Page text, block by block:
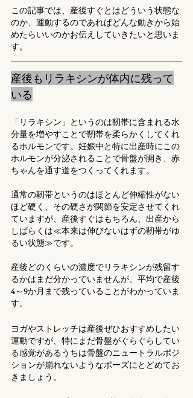
この記事では、産後すぐとはどういう状態な
のか、運動するのであればどんな動きから始
めたらいいのかお伝えしていきたいと思いま
す。
産後もリラキシンが体内に残って
いる
「リラキシン」というのは靭帯に含まれる水
分量を増やすことで靭帯を柔らかくしてくれ
るホルモンです。妊娠中と特に出産時にこの
ホルモンが分泌されることで骨盤が開き、赤
ちゃんを通す道をつくってくれます。
通常の靭帯というのはほとんど伸縮性がない
ほど硬く、その硬さが関節を安定させてくれ
ていますが、産後すぐはもちろん、出産から
しばらくは≪本来は伸びないはずの靭帯がゆ
るい状態≫です。
産後どのくらいの濃度でリラキシンが残留す
るかはまだ分かっていませんが、平均で産後
4～9か月まで残っていることがわかっていま
す。
ヨガやストレッチは産後ぜひおすすめしたい
運動ですが、特にまだ骨盤がぐらぐらしてい
る感覚があるうちは骨盤のニュートラルポジ
ションが崩れないようなポーズにとどめてお
きましょう。